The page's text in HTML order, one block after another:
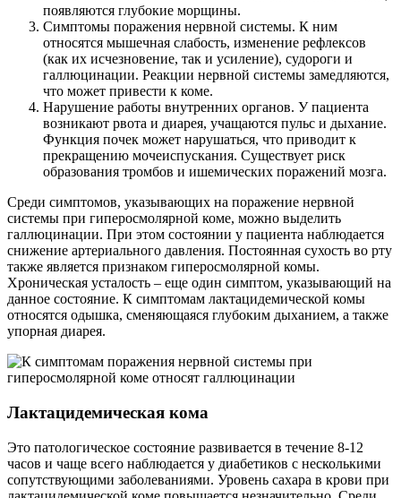
появляются глубокие морщины.
Симптомы поражения нервной системы. К ним
относятся мышечная слабость, изменение рефлексов
(как их исчезновение, так и усиление), судороги и
галлюцинации. Реакции нервной системы замедляются,
что может привести к коме.
Нарушение работы внутренних органов. У пациента
возникают рвота и диарея, учащаются пульс и дыхание.
Функция почек может нарушаться, что приводит к
прекращению мочеиспускания. Существует риск
образования тромбов и ишемических поражений мозга.
Среди симптомов, указывающих на поражение нервной
системы при гиперосмолярной коме, можно выделить
галлюцинации. При этом состоянии у пациента наблюдается
снижение артериального давления. Постоянная сухость во рту
также является признаком гиперосмолярной комы.
Хроническая усталость – еще один симптом, указывающий на
данное состояние. К симптомам лактацидемической комы
относятся одышка, сменяющаяся глубоким дыханием, а также
упорная диарея.
Лактацидемическая кома
Это патологическое состояние развивается в течение 8-12
часов и чаще всего наблюдается у диабетиков с несколькими
сопутствующими заболеваниями. Уровень сахара в крови при